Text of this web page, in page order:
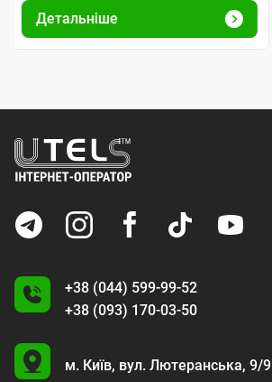
Детальніше
+38 (044) 599-99-52
+38 (093) 170-03-50
U
м. Київ, вул. Лютеранська, 9/9